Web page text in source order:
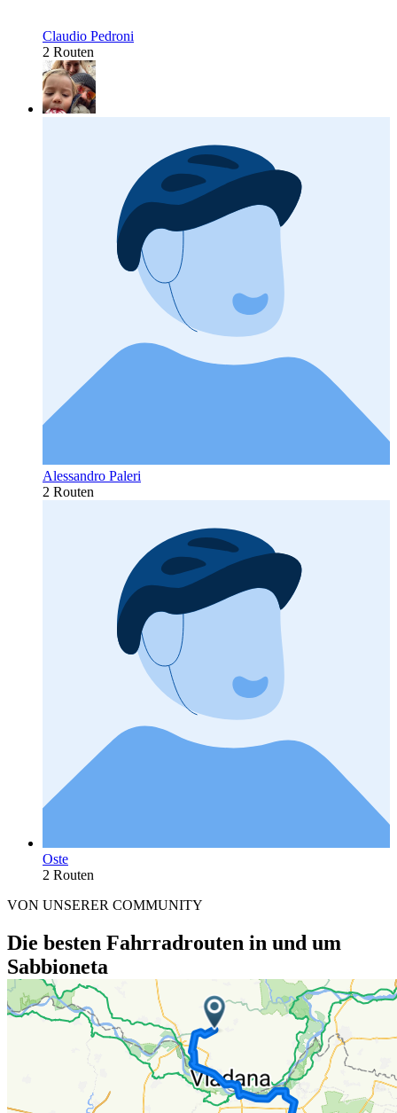
Claudio Pedroni
2 Routen
Alessandro Paleri
2 Routen
Oste
2 Routen
VON UNSERER COMMUNITY
Die besten Fahrradrouten in und um
Sabbioneta